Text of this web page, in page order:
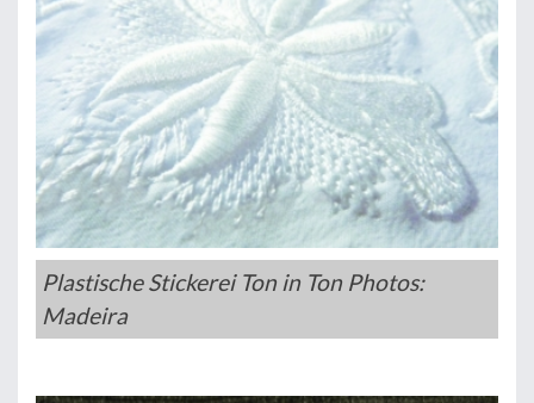
Plastische Stickerei Ton in Ton Photos:
Madeira